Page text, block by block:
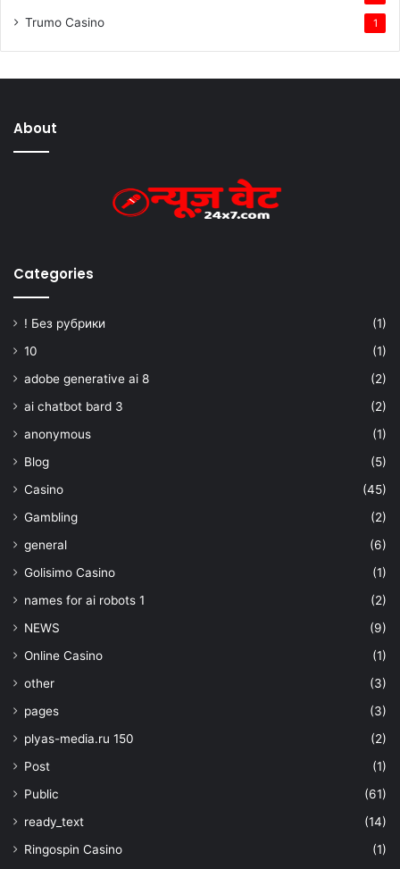
Trumo Casino 1
About
Categories
! Без рубрики
(1)
10
(1)
adobe generative ai 8
(2)
ai chatbot bard 3
(2)
anonymous
(1)
Blog
(5)
Casino
(45)
Gambling
(2)
general
(6)
Golisimo Casino
(1)
names for ai robots 1
(2)
NEWS
(9)
Online Casino
(1)
other
(3)
pages
(3)
plyas-media.ru 150
(2)
Post
(1)
Public
(61)
ready_text
(14)
Ringospin Casino
(1)